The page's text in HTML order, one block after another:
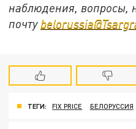
наблюдения, вопросы,
почту
ТЕГИ: FIX PRICE БЕЛОРУССИЯ